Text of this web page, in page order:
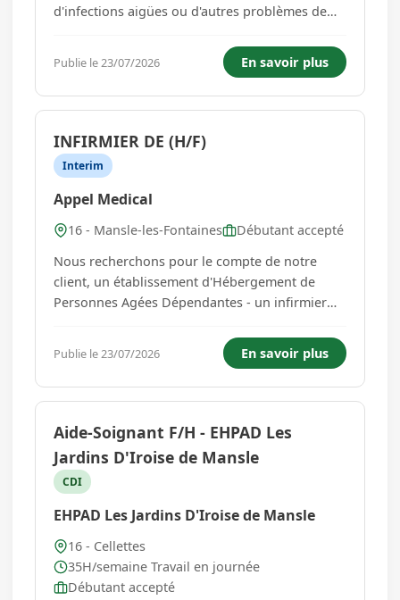
d'infections aigües ou d'autres problèmes de
cognitifs : Soins de bien-être et confort :
Installation et mobilisation de la personne âgée
pour maintenir son autonomie ...
Publie le 23/07/2026 En savoir plus
INFIRMIER DE (H/F)
Interim
Appel Medical
16 - Mansle-les-Fontaines
Débutant accepté
Nous recherchons pour le compte de notre
client, un établissement d'Hébergement de
Personnes Agées Dépendantes - un infirmier
planifier et assurer l'exécution des soins sur
prescriptions médicales. veiller à la continuité
des soins infi...
Publie le 23/07/2026 En savoir plus
Aide-Soignant F/H - EHPAD Les
Jardins D'Iroise de Mansle
CDI
EHPAD Les Jardins D'Iroise de Mansle
16 - Cellettes
35H/semaine Travail en journée
Débutant accepté